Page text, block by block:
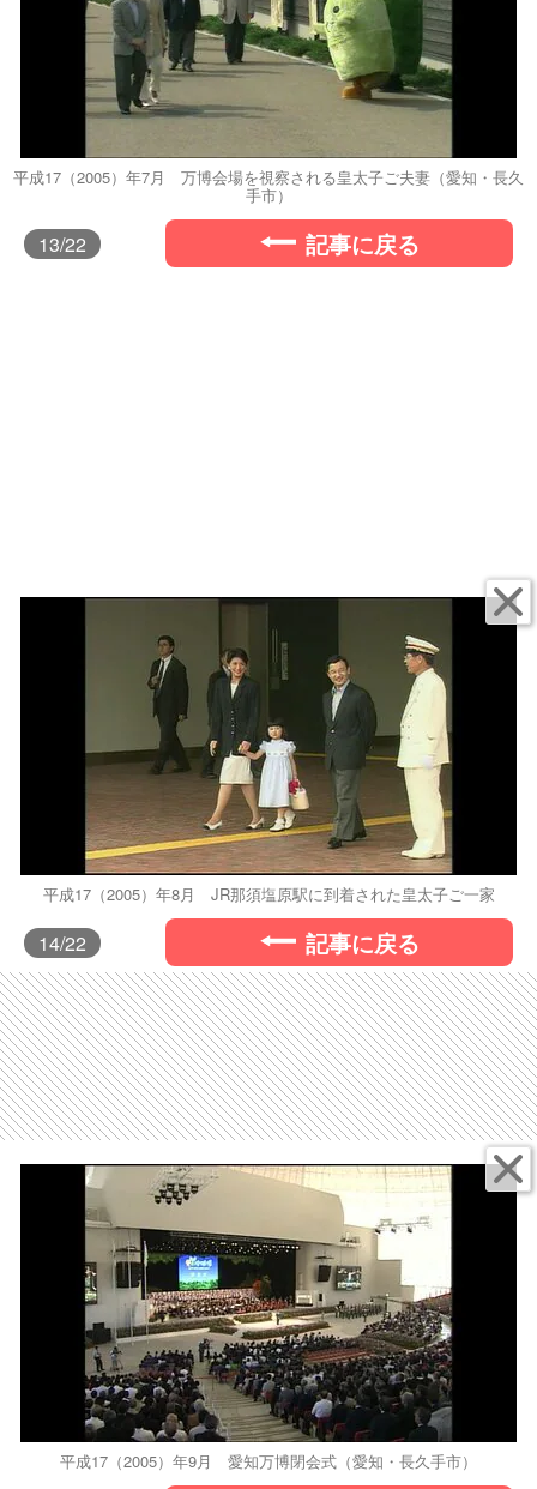
平成17（2005）年7月 万博会場を視察される皇太子ご夫妻（愛知・長久
手市）
13/22 記事に戻る
平成17（2005）年8月 JR那須塩原駅に到着された皇太子ご一家
14/22 記事に戻る
平成17（2005）年9月 愛知万博閉会式（愛知・長久手市）